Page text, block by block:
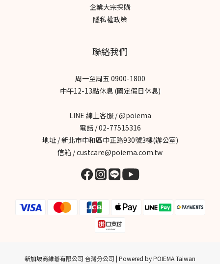
企業大宗採購
隱私權政策
聯絡我們
周一至周五 0900-1800
中午12-13點休息 (國定假日休息)
LINE 線上客服 / @poiema
電話 / 02-77515316
地址 / 新北市中和區中正路930號3樓(辦公室)
信箱 / custcare@poiema.com.tw
新加坡商維碁有限公司 台灣分公司 | Powered by POIEMA Taiwan